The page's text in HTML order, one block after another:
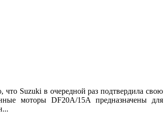
Suzuki в очередной раз подтвердила свою
моторы DF20A/15A предназначены для